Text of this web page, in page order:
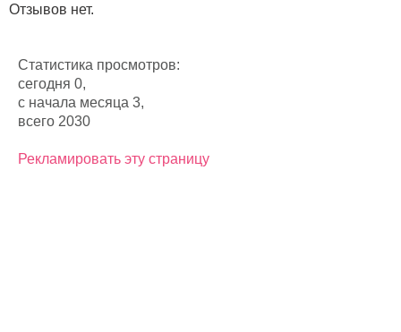
Отзывов нет.
Статистика просмотров:
сегодня 0,
с начала месяца 3,
всего 2030
Рекламировать эту страницу